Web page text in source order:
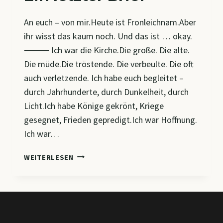
An euch – von mir.Heute ist Fronleichnam.Aber
ihr wisst das kaum noch. Und das ist … okay.
⸻ Ich war die Kirche.Die große. Die alte.
Die müde.Die tröstende. Die verbeulte. Die oft
auch verletzende. Ich habe euch begleitet –
durch Jahrhunderte, durch Dunkelheit, durch
Licht.Ich habe Könige gekrönt, Kriege
gesegnet, Frieden gepredigt.Ich war Hoffnung.
Ich war…
WEITERLESEN EIN